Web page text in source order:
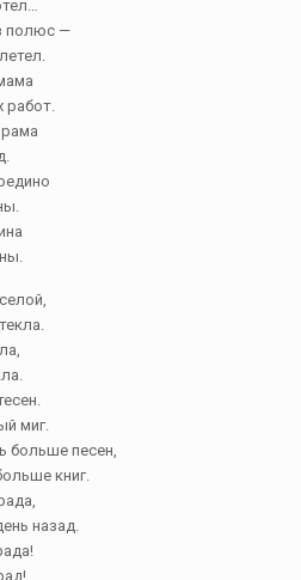
полюс —
работ.
миг.
больше песен,
книг.
назад.